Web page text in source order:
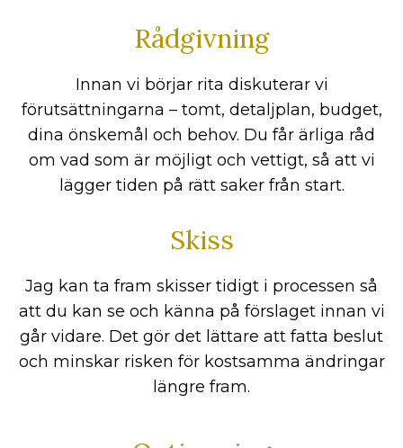
Rådgivning
Innan vi börjar rita diskuterar vi
förutsättningarna – tomt, detaljplan, budget,
dina önskemål och behov. Du får ärliga råd
om vad som är möjligt och vettigt, så att vi
lägger tiden på rätt saker från start.
Skiss
Jag kan ta fram skisser tidigt i processen så
att du kan se och känna på förslaget innan vi
går vidare. Det gör det lättare att fatta beslut
och minskar risken för kostsamma ändringar
längre fram.